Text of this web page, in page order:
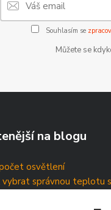
Souhlasím se
Můžete se
na blogu
osvětlení
vybrat správnou teplotu